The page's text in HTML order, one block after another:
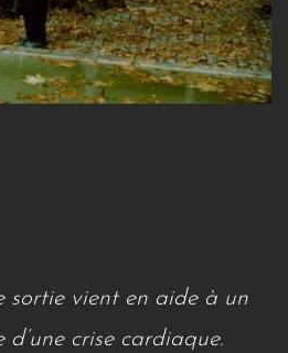
sortie vient en aide à un
crise cardiaque.